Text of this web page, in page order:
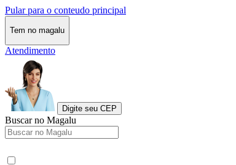
Pular para o conteudo principal
Tem no magalu
Atendimento
Digite seu CEP
Buscar no Magalu